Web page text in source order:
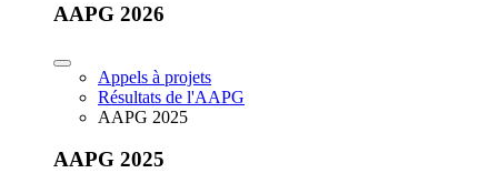
AAPG 2026
Appels à projets
Résultats de l'AAPG
AAPG 2025
AAPG 2025